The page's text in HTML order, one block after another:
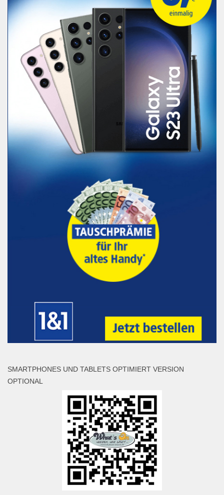
SMARTPHONES UND TABLETS OPTIMIERT VERSION
OPTIONAL